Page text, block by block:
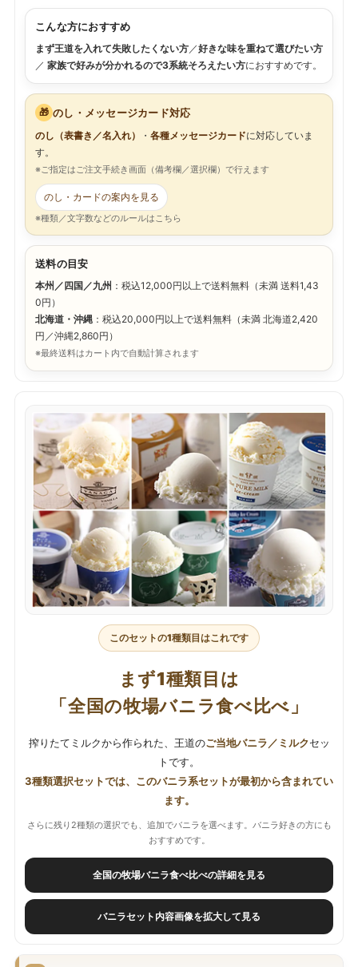
こんな方におすすめ
まず王道を入れて失敗したくない方 ／好きな味を重ねて選びたい方
／ 家族で好みが分かれるので3系統そろえたい方におすすめです。
🎁 のし・メッセージカード対応
のし（表書き／名入れ） ・ 各種メッセージカードに対応していま
す。
※ご指定はご注文手続き画面（備考欄／選択欄）で行えます
のし・カードの案内を見る
※種類／文字数などのルールはこちら
送料の目安
本州／四国／九州 ：税込12,000円以上で送料無料（未満 送料1,43
0円）
北海道・沖縄 ：税込20,000円以上で送料無料（未満 北海道2,420
円／沖縄2,860円）
※最終送料はカート内で自動計算されます
このセットの1種類目はこれです
まず1種類目は
「全国の牧場バニラ食べ比べ」
搾りたてミルクから作られた、王道のご当地バニラ／ミルクセッ
トです。
3種類選択セットでは、このバニラ系セットが最初から含まれてい
ます。
さらに残り2種類の選択でも、追加でバニラを選べます。バニラ好きの方にも
おすすめです。
全国の牧場バニラ食べ比べの詳細を見る
バニラセット内容画像を拡大して見る